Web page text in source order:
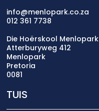
info@menlopark.co.za
012 361 7738
Die Hoërskool Menlopark
Atterburyweg 412
Menlopark
Pretoria
0081
TUIS